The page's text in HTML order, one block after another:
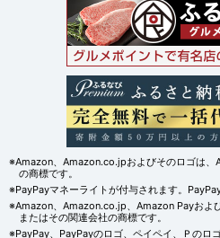
※Amazon、Amazon.co.jpおよびそのロゴは
の商標です。
※PayPayマネーライトが付与されます。
※Amazon、Amazon.co.jp、Amazon Payおよ
またはその関連会社の商標です。
※PayPay、PayPayのロゴ、ペイペイ、Ｐのロ